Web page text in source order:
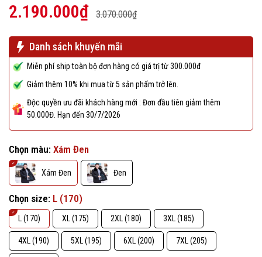
2.190.000₫ 3.070.000₫
Danh sách khuyến mãi
Miễn phí ship toàn bộ đơn hàng có giá trị từ 300.000đ
Giảm thêm 10% khi mua từ 5 sản phẩm trở lên.
Độc quyền ưu đãi khách hàng mới : Đơn đầu tiên giảm thêm
50.000Đ. Hạn đến 30/7/2026
Chọn màu: Xám Đen
Xám Đen Đen
Chọn size: L (170)
L (170) XL (175) 2XL (180) 3XL (185)
4XL (190) 5XL (195) 6XL (200) 7XL (205)